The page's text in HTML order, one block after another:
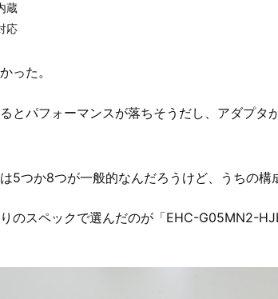
蔵
応
った。
とパフォーマンスが落ちそうだし、アダプタ
5つか8つが一般的なんだろうけど、うちの構
のスペックで選んだのが「EHC-G05MN2-